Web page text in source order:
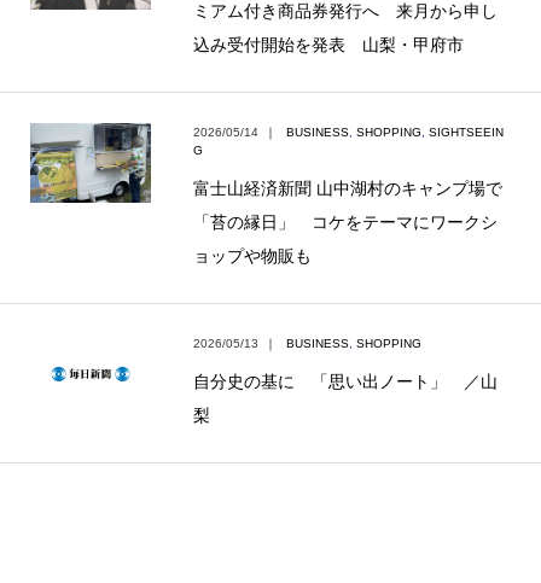
ミアム付き商品券発行へ 来月から申し
込み受付開始を発表 山梨・甲府市
2026/05/14 ｜ BUSINESS SHOPPING
SIGHTSEEIN
G
富士山経済新聞 山中湖村のキャンプ場で
「苔の縁日」 コケをテーマにワークシ
ョップや物販も
2026/05/13 ｜ BUSINESS SHOPPING
自分史の基に 「思い出ノート」 ／山
梨